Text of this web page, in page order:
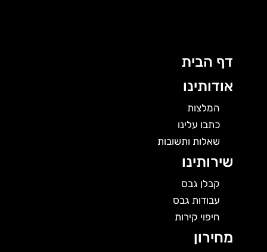
דף הבית
אודותינו
המלצות
כתבו עלינו
שאלות ותשובות
שירותינו
קבלן גבס
עבודות גבס
חיפוי קירות
מחירון